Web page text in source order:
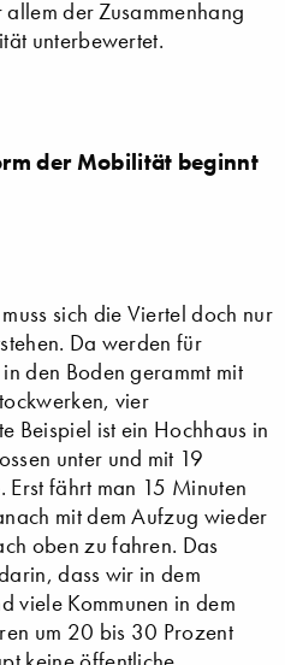
der Zusammenhang
unterbewertet.
der Mobilität beginnt
sich die Viertel doch nur
Da werden für
den Boden gerammt mit
vier
Beispiel ist ein Hochhaus in
unter und mit 19
Erst fährt man 15 Minuten
mit dem Aufzug wieder
oben zu fahren. Das
dass wir in dem
viele Kommunen in dem
um 20 bis 30 Prozent